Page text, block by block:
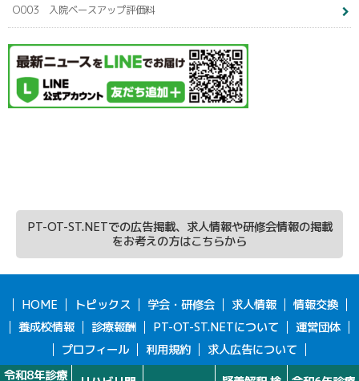
令和8年診療
O003 入院ベースアップ評価料
PT-OT-ST.NETでの広告掲載、求人情報や研修会情報の掲載
をお考えの方はこちらから
HOME トピックス 学会・研修会 求人情報
情報交換
養成校情報
診療報酬 PT-OT-ST.NETについて
運営団体
プロフィール
利用規約
求人広告について
バナー広告について